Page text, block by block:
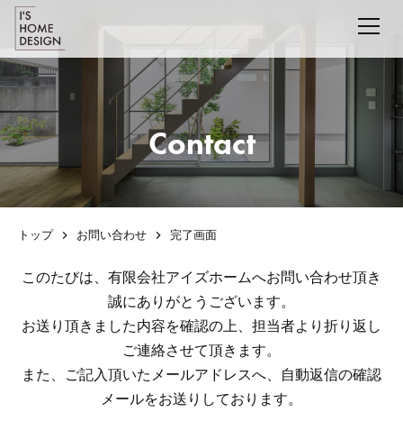
Contact
トップ お問い合わせ 完了画面
このたびは、有限会社アイズホームへお問い合わせ頂き
誠にありがとうございます。
お送り頂きました内容を確認の上、担当者より折り返し
ご連絡させて頂きます。
また、ご記入頂いたメールアドレスへ、自動返信の確認
メールをお送りしております。